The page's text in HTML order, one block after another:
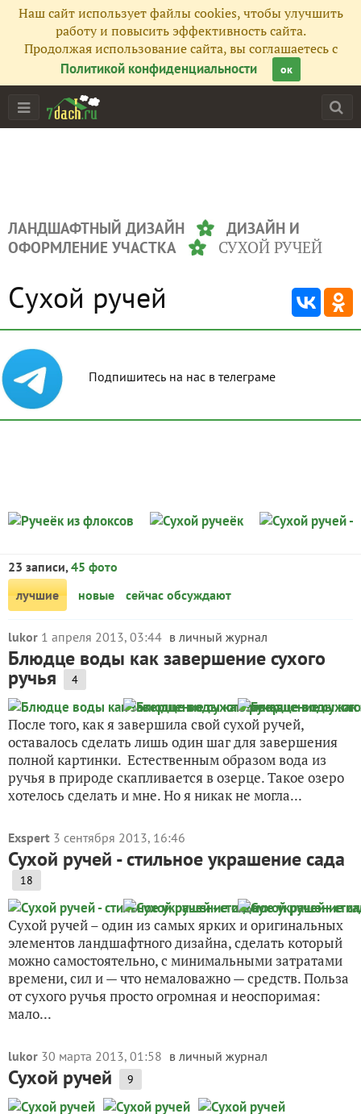
Наш сайт использует файлы cookies, чтобы улучшить
работу и повысить эффективность сайта.
Продолжая использование сайта, вы соглашаетесь с
Политикой конфиденциальности
ок
ЛАНДШАФТНЫЙ ДИЗАЙН
ДИЗАЙН И
ОФОРМЛЕНИЕ УЧАСТКА
СУХОЙ РУЧЕЙ
Сухой ручей
Подпишитесь на нас в телеграме
23 записи,45 фото
лучшие
новые сейчас обсуждают
lukor 1 апреля 2013, 03:44 в личный журнал
Блюдце воды как завершение сухого
ручья 4
После того, как я завершила свой сухой ручей,
оставалось сделать лишь один шаг для завершения
полной картинки. Естественным образом вода из
ручья в природе скапливается в озерце. Такое озеро
хотелось сделать и мне. Но я никак не могла...
Exspert 3 сентября 2013, 16:46
Сухой ручей - стильное украшение сада
18
Сухой ручей – один из самых ярких и оригинальных
элементов ландшафтного дизайна, сделать который
можно самостоятельно, с минимальными затратами
времени, сил и — что немаловажно — средств. Польза
от сухого ручья просто огромная и неоспоримая:
мало...
lukor 30 марта 2013, 01:58 в личный журнал
Сухой ручей 9